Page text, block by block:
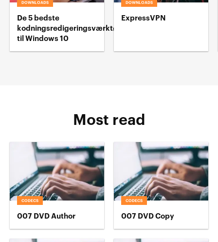
DOWNLOADS
De 5 bedste
kodningsredigeringsværktøj
til Windows 10
DOWNLOADS
ExpressVPN
Most read
CODECS
007 DVD Author
CODECS
007 DVD Copy